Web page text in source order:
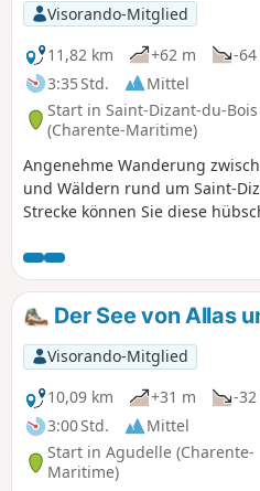
Visorando-Mitglied
11,82 km
+62 m
-
3:35 Std.
Mittel
Start in Saint-Dizant-du-Bois
(Charente-Maritime)
Angenehme Wanderung
und Wäldern rund um Saint-
Strecke können Sie diese
Der See von Allas
Visorando-Mitglied
10,09 km
+31 m
-
3:00 Std.
Mittel
Start in Agudelle (Charente-
Maritime)